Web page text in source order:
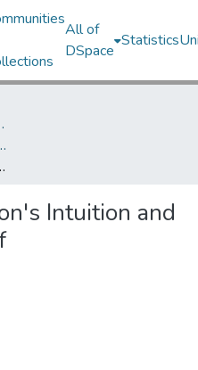
All of
DSpace
Statistics
Centers
Merkezi
NeuroQuantology
Intuition and